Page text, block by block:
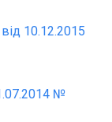
10.12.2015
№